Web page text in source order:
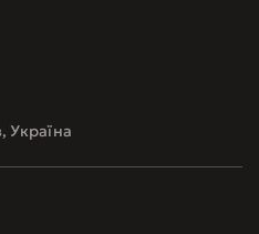
Україна